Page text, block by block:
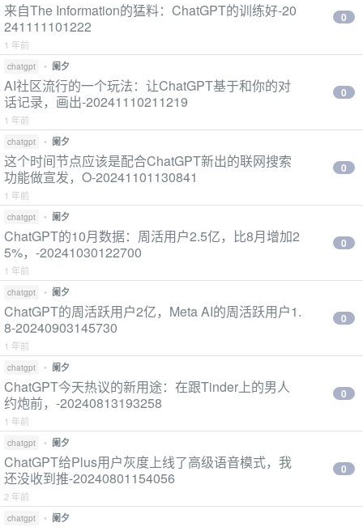
来自The Information的猛料：ChatGPT的训练好-20
241111101222
1 年前
0
chatgpt • 阑夕
AI社区流行的一个玩法：让ChatGPT基于和你的对
话记录，画出-20241110211219
1 年前
0
chatgpt • 阑夕
这个时间节点应该是配合ChatGPT新出的联网搜索
功能做宣发，O-20241101130841
1 年前
0
chatgpt • 阑夕
ChatGPT的10月数据：周活用户2.5亿，比8月增加2
5%，-20241030122700
1 年前
0
chatgpt • 阑夕
ChatGPT的周活跃用户2亿，Meta AI的周活跃用户1.
8-20240903145730
1 年前
0
chatgpt • 阑夕
ChatGPT今天热议的新用途：在跟Tinder上的男人
约炮前，-20240813193258
1 年前
0
chatgpt • 阑夕
ChatGPT给Plus用户灰度上线了高级语音模式，我
还没收到推-20240801154056
2 年前
0
chatgpt • 阑夕